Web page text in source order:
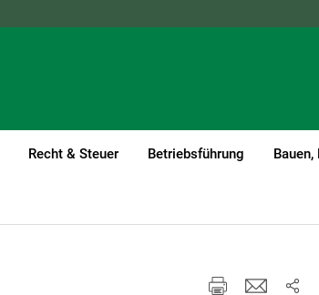
Recht & Steuer Betriebsführung